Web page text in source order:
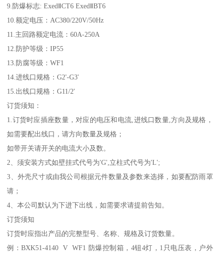
9.防爆标志: ExedⅡCT6 ExedⅡBT6
10.额定电压：AC380/220V/50Hz
11.主回路额定电流：60A-250A
12.防护等级：IP55
13.防腐等级：WF1
14.进线口规格：G2'-G3'
15.出线口规格：G11/2'
订货须知：
1.订货时应插座数量，对应的电压和电流,进线口数量,方向及规格，
如需要配出线口，请方向数量及规格；
如带开关请开关的电流大小及数。
2、须安装方式如壁挂式代号为'G',立柱式代号为'L';
3、外壳尺寸或由我公司根据元件数量及参数来选择，如要配防雨罩
请；
4、本公司默认为下进下出线，如需要求请提前告知。
订货须知
订货时应指出产品的完整型号、名称、规格及订货数量。
例：BXK51-4140 V WF1 防爆控制箱，4钮4灯，1只电压表，户外